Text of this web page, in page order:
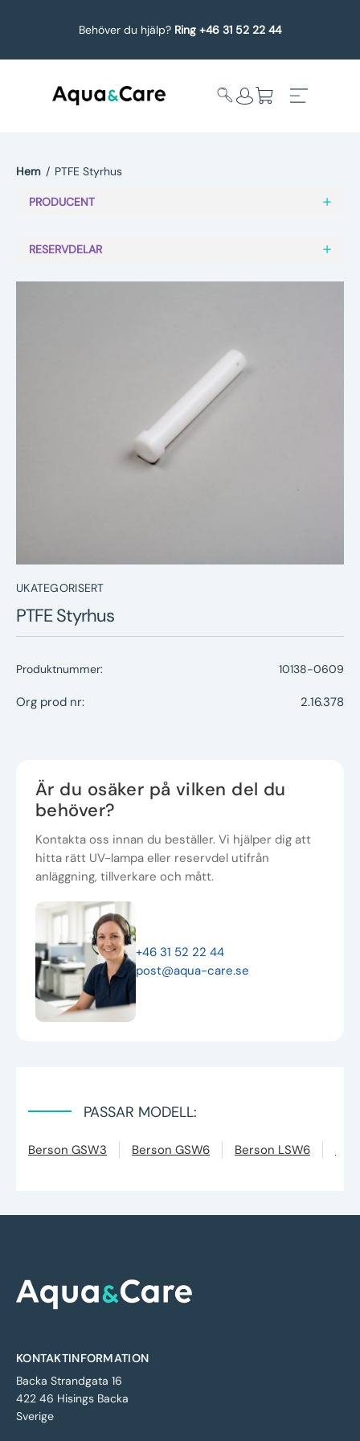
Behöver du hjälp? Ring +46 31 52 22 44
undermeny
Service
Nyheter
Underhållstips
Hem / PTFE Styrhus
PRODUCENT
RESERVDELAR
UKATEGORISERT
PTFE Styrhus
Produktnummer: 10138-0609
Org prod nr: 2.16.378
Är du osäker på vilken del du
behöver?
Kontakta oss innan du beställer. Vi hjälper dig att
hitta rätt UV-lampa eller reservdel utifrån
anläggning, tillverkare och mått.
+46 31 52 22 44
post@aqua-care.se
PASSAR MODELL:
Berson GSW3 Berson GSW6 Berson LSW6
KONTAKTINFORMATION
Backa Strandgata 16
422 46 Hisings Backa
Sverige